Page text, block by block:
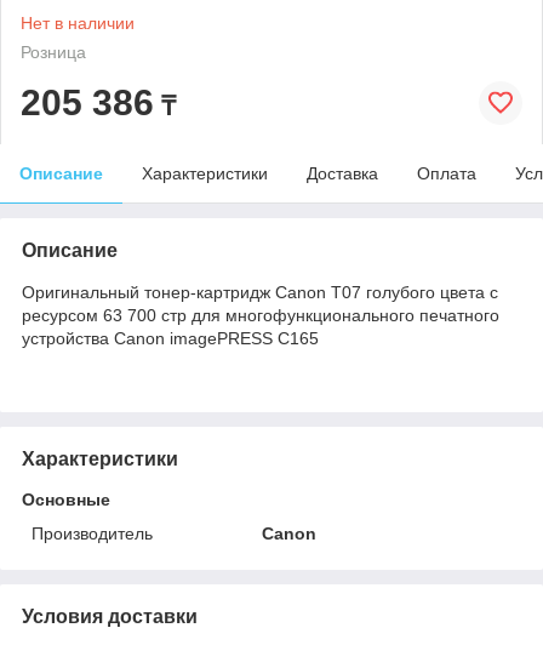
Нет в наличии
Розница
205 386 ₸
Описание Характеристики Доставка Оплата
Описание
Оригинальный тонер-картридж Canon T07 голубого цвета с
ресурсом 63 700 стр для многофункционального печатного
устройства Canon imagePRESS C165
Характеристики
Основные
Производитель
Canon
Условия доставки